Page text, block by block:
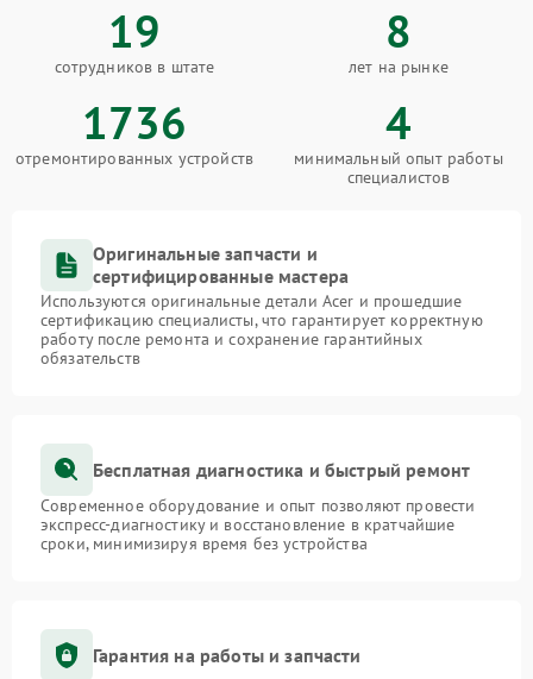
19
сотрудников в штате
8
лет на рынке
1736
отремонтированных устройств
4
минимальный опыт работы
специалистов
Оригинальные запчасти и
сертифицированные мастера
Используются оригинальные детали Acer и прошедшие
сертификацию специалисты, что гарантирует корректную
работу после ремонта и сохранение гарантийных
обязательств
Бесплатная диагностика и быстрый ремонт
Современное оборудование и опыт позволяют провести
экспресс-диагностику и восстановление в кратчайшие
сроки, минимизируя время без устройства
Гарантия на работы и запчасти